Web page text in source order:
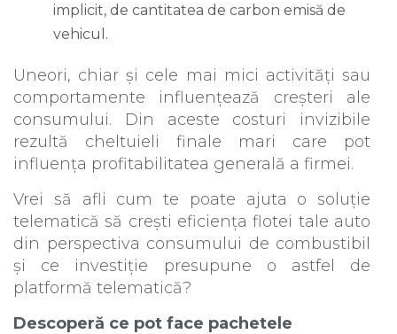
implicit, de cantitatea de carbon emisă de
vehicul.
Uneori, chiar și cele mai mici activități sau
comportamente influențează creșteri ale
consumului. Din aceste costuri invizibile
rezultă cheltuieli finale mari care pot
influența profitabilitatea generală a firmei.
Vrei să afli cum te poate ajuta o soluție
telematică să crești eficiența flotei tale auto
din perspectiva consumului de combustibil
și ce investiție presupune o astfel de
platformă telematică?
Descoperă ce pot face pachetele